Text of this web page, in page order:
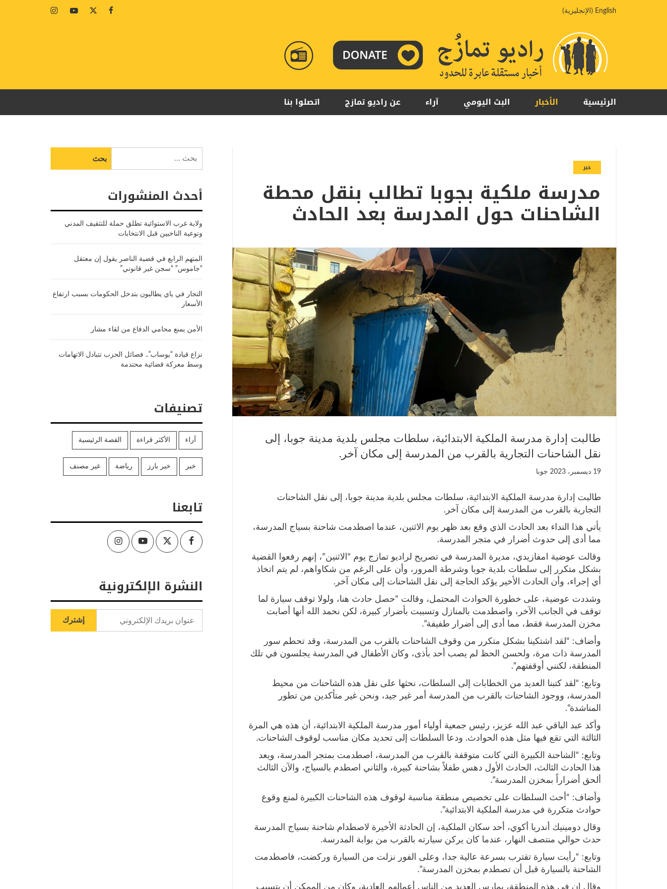
English
( الإنجليزية)
Facebook
Twitter
Youtube
Instagram
RADIO
TAMAZUJ الرئيسية الأخبار البث اليومي آراء عن راديو تمازج اتصلوا بنا
خبر
مدرسة ملكية بجوبا تطالب بنقل محطة
الشاحنات حول المدرسة بعد الحادث
طالبت إدارة مدرسة الملكية الابتدائية، سلطات مجلس بلدية مدينة جوبا، إلى
نقل الشاحنات التجارية بالقرب من المدرسة إلى مكان آخر.
19 ديسمبر، 2023 جوبا
طالبت إدارة مدرسة الملكية الابتدائية، سلطات مجلس بلدية مدينة جوبا، إلى نقل الشاحنات
التجارية بالقرب من المدرسة إلى مكان آخر.
يأتي هذا النداء بعد الحادث الذي وقع بعد ظهر يوم الاثنين، عندما اصطدمت شاحنة بسياج المدرسة،
مما أدى إلى حدوث أضرار في متجر المدرسة.
وقالت عوضية امفازيدي، مديرة المدرسة في تصريح لراديو تمازج يوم “الاثنين”، إنهم رفعوا القضية
بشكل متكرر إلى سلطات بلدية جوبا وشرطة المرور، وأن على الرغم من شكاواهم، لم يتم اتخاذ
أي إجراء، وأن الحادث الأخير يؤكد الحاجة إلى نقل الشاحنات إلى مكان آخر.
وشددت عوضية، على خطورة الحوادث المحتمل، وقالت “حصل حادث هنا، ولولا توقف سيارة لما
توقف في الجانب الآخر، واصطدمت بالمنازل وتسببت بأضرار كبيرة، لكن نحمد الله أنها أصابت
مخزن المدرسة فقط، مما أدى إلى أضرار طفيفة”.
وأضاف: “لقد اشتكينا بشكل متكرر من وقوف الشاحنات بالقرب من المدرسة، وقد تحطم سور
المدرسة ذات مرة، ولحسن الحظ لم يصب أحد بأذى، وكان الأطفال في المدرسة يجلسون في تلك
المنطقة، لكنني أوقفتهم”.
وتابع: “لقد كتبنا العديد من الخطابات إلى السلطات، نحثها على نقل هذه الشاحنات من محيط
المدرسة، ووجود الشاحنات بالقرب من المدرسة أمر غير جيد، ونحن غير متأكدين من تطور
المناشدة”.
وأكد عبد الباقي عبد الله عزيز، رئيس جمعية أولياء أمور مدرسة الملكية الابتدائية، أن هذه هي المرة
الثالثة التي تقع فيها مثل هذه الحوادث. ودعا السلطات إلى تحديد مكان مناسب لوقوف الشاحنات.
وتابع: “الشاحنة الكبيرة التي كانت متوقفة بالقرب من المدرسة، اصطدمت بمتجر المدرسة، ويعد
هذا الحادث الثالث، الحادث الأول دهس طفلاً بشاحنة كبيرة، والثاني اصطدم بالسياج، والآن الثالث
ألحق أضراراً بمخزن المدرسة”.
وأضاف: “أحث السلطات على تخصيص منطقة مناسبة لوقوف هذه الشاحنات الكبيرة لمنع وقوع
حوادث متكررة في مدرسة الملكية الابتدائية”.
وقال دومينيك أندريا أكوي، أحد سكان الملكية، إن الحادثة الأخيرة لاصطدام شاحنة بسياج المدرسة
حدث حوالي منتصف النهار، عندما كان يركن سيارته بالقرب من بوابة المدرسة.
وتابع: “رأيت سيارة تقترب بسرعة عالية جدا، وعلى الفور نزلت من السيارة وركضت، فاصطدمت
الشاحنة بالسيارة قبل أن تصطدم بمخزن المدرسة”.
وقال إن في هذه المنطقة، يمارس العديد من الناس أعمالهم العادية، وكان من الممكن أن يتسبب
عن:
أحدث المنشورات
ولاية غرب الاستوائية تطلق حملة للتثقيف المدني
وتوعية الناخبين قبل الانتخابات
المتهم الرابع في قضية الناصر يقول إن معتقل
“جاموس” “سجن غير قانوني”
التجار في ياي يطالبون بتدخل الحكومات بسبب ارتفاع
الأسعار
الأمن يمنع محامي الدفاع من لقاء مشار
نزاع قيادة “يوساب”.. فصائل الحزب تتبادل الاتهامات
وسط معركة قضائية محتدمة
تصنيفات
آراء الأكثر قراءة القصة الرئيسية
خبر خبر بارز رياضة غير مصنف
تابعنا
Facebook
Twitter
Youtube
Instagram
النشرة الإلكترونية